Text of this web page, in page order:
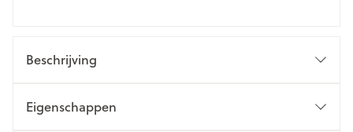
Beschrijving
Eigenschappen